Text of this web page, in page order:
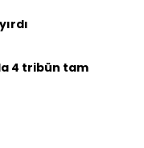
4 tribün tam